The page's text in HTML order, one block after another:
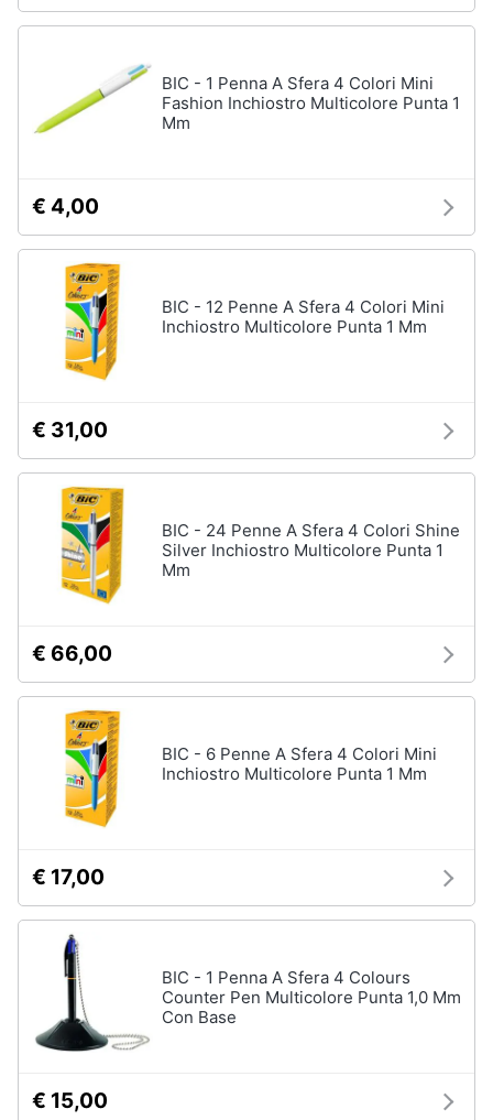
BIC - 1 Penna A Sfera 4 Colori Mini
Fashion Inchiostro Multicolore Punta 1
Mm
€ 4,00
BIC - 12 Penne A Sfera 4 Colori Mini
Inchiostro Multicolore Punta 1 Mm
€ 31,00
BIC - 24 Penne A Sfera 4 Colori Shine
Silver Inchiostro Multicolore Punta 1
Mm
€ 66,00
BIC - 6 Penne A Sfera 4 Colori Mini
Inchiostro Multicolore Punta 1 Mm
€ 17,00
BIC - 1 Penna A Sfera 4 Colours
Counter Pen Multicolore Punta 1,0 Mm
Con Base
€ 15,00